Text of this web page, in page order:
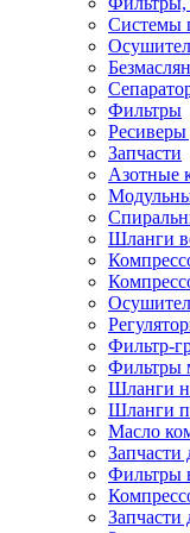
Системы
Фильтры
Запчасти
Азотные
Шланги
Фильтр-
Фильтры
Шланги
Шланги
Масло
Запчасти
Фильтры
Запчасти